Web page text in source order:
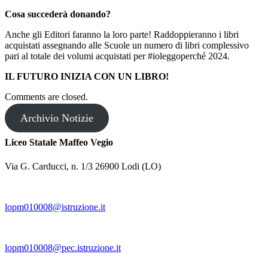
Cosa succederà donando?
Anche gli Editori faranno la loro parte! Raddoppieranno i libri
acquistati assegnando alle Scuole un numero di libri complessivo
pari al totale dei volumi acquistati per #ioleggoperché 2024.
IL FUTURO INIZIA CON UN LIBRO!
Comments are closed.
Archivio Notizie
Liceo Statale Maffeo Vegio
Via G. Carducci, n. 1/3 26900 Lodi (LO)
lopm010008@istruzione.it
lopm010008@pec.istruzione.it